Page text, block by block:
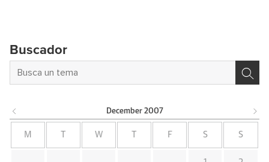
Buscador
December 2007
M W F S S